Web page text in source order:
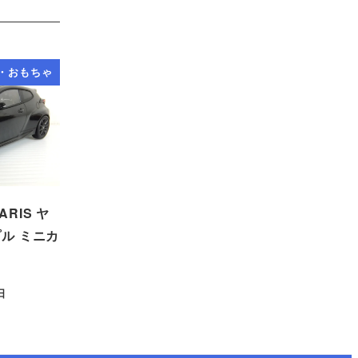
おもちゃ
ヤ
ミニカ